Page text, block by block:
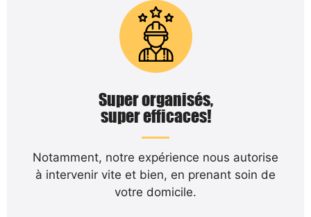
Super organisés,
super efficaces!
Notamment, notre expérience nous autorise
à intervenir vite et bien, en prenant soin de
votre domicile.